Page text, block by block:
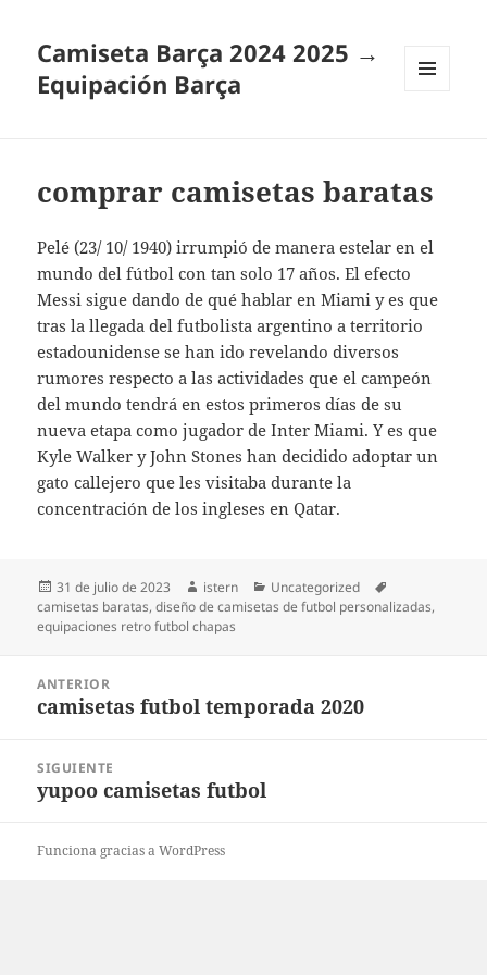
Camiseta Barça 2024 2025 →
Equipación Barça
comprar camisetas baratas
Pelé (23/ 10/ 1940) irrumpió de manera estelar en el
mundo del fútbol con tan solo 17 años. El efecto
Messi sigue dando de qué hablar en Miami y es que
tras la llegada del futbolista argentino a territorio
estadounidense se han ido revelando diversos
rumores respecto a las actividades que el campeón
del mundo tendrá en estos primeros días de su
nueva etapa como jugador de Inter Miami. Y es que
Kyle Walker y John Stones han decidido adoptar un
gato callejero que les visitaba durante la
concentración de los ingleses en Qatar.
Publicado
el
31 de julio de 2023 Autor
istern Categorías
Uncategorized
camisetas baratas,diseño de camisetas de futbol personalizadas,
equipaciones retro futbol chapas
entradas
ANTERIOR
Entrada
camisetas futbol temporada 2020
SIGUIENTE
Entrada
yupoo camisetas futbol
Funciona gracias a WordPress